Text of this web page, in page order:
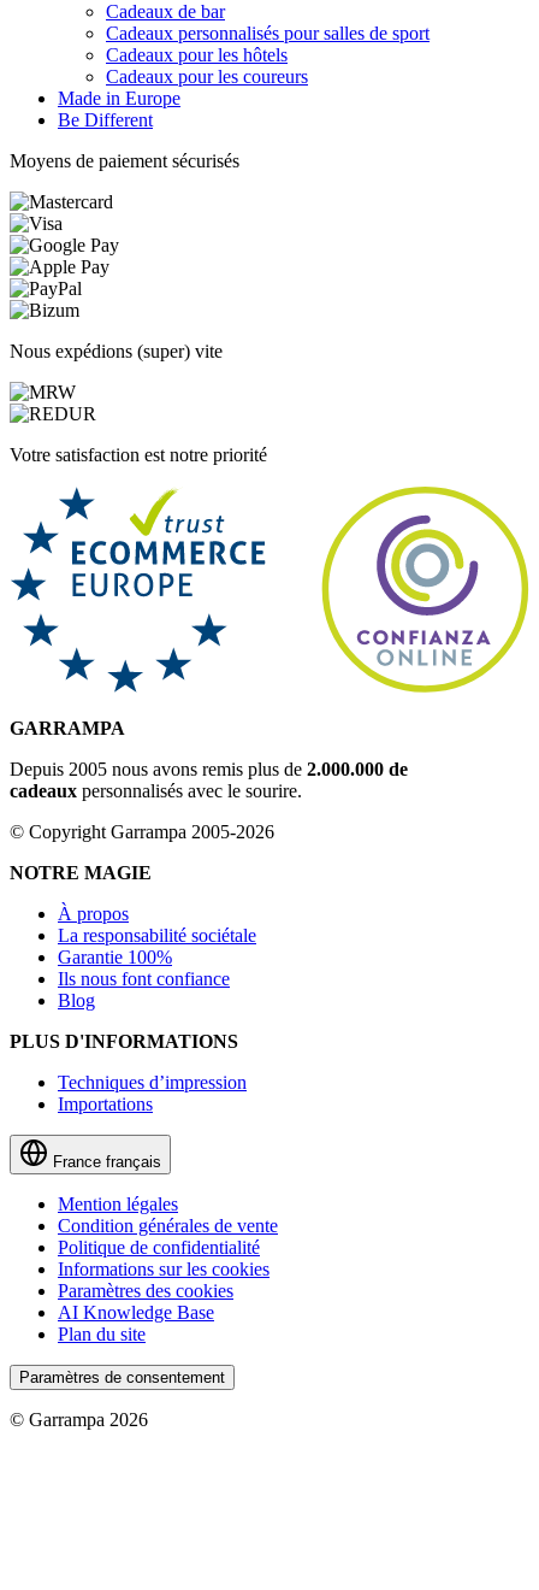
Cadeaux de bar
Cadeaux personnalisés pour salles de sport
Cadeaux pour les hôtels
Cadeaux pour les coureurs
Made in Europe
Be Different
Moyens de paiement sécurisés
Nous expédions (super) vite
Votre satisfaction est notre priorité
GARRAMPA
Depuis 2005 nous avons remis plus de 2.000.000 de
cadeaux personnalisés avec le sourire.
© Copyright Garrampa 2005-2026
NOTRE MAGIE
À propos
La responsabilité sociétale
Garantie 100%
Ils nous font confiance
Blog
PLUS D'INFORMATIONS
Techniques d’impression
Importations
France français
Mention légales
Condition générales de vente
Politique de confidentialité
Informations sur les cookies
Paramètres des cookies
AI Knowledge Base
Plan du site
Paramètres de consentement
© Garrampa 2026